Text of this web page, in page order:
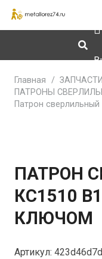
Главная /
ПАТРОНЫ
Патрон
ПАТРОН
КС1510
КЛЮЧОМ
Артикул: